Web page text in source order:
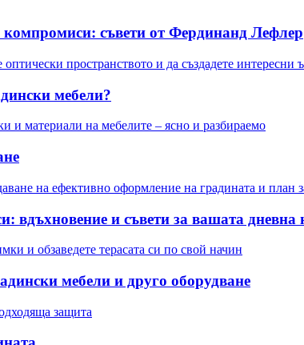
съвети от Фердинанд Лефлер
пространството и да създадете интересни
мебели?
и материали на мебелите – ясно и разбираемо
на ефективно оформление на градината и план
вдъхновение и съвети за вашата дневна
и обзаведете терасата си по свой начин
мебели и друго оборудване
защита